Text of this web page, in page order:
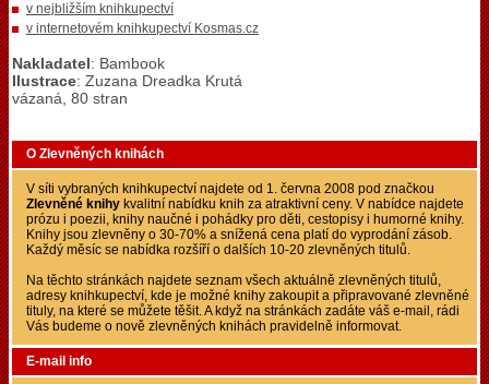
v nejbližším knihkupectví
v internetovém knihkupectví Kosmas.cz
Nakladatel: Bambook
Ilustrace: Zuzana Dreadka Krutá
vázaná, 80 stran
O Zlevněných knihách
V síti vybraných knihkupectví najdete od 1. června 2008 pod značkou
Zlevněné knihy kvalitní nabídku knih za atraktivní ceny. V nabídce najdete
prózu i poezii, knihy naučné i pohádky pro děti, cestopisy i humorné knihy.
Knihy jsou zlevněny o 30-70% a snížená cena platí do vyprodání zásob.
Každý měsíc se nabídka rozšíří o dalších 10-20 zlevněných titulů.
Na těchto stránkách najdete seznam všech aktuálně zlevněných titulů,
adresy knihkupectví, kde je možné knihy zakoupit a připravované zlevněné
tituly, na které se můžete těšit. A když na stránkách zadáte váš e-mail, rádi
Vás budeme o nově zlevněných knihách pravidelně informovat.
E-mail info